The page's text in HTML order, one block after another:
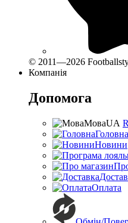
© 2011—2026
Компанія
Допомога
МоваUA
Головна
Новини
Оплата